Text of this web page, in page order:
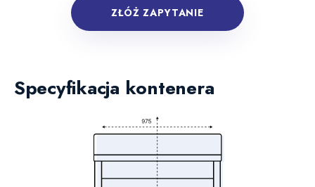
ZŁÓŻ ZAPYTANIE
Specyfikacja kontenera